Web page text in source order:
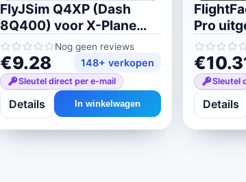
FlyJSim Q4XP (Dash
8Q400) voor X-Plane
11/12
Nog geen reviews
€9.28 148+ verkopen
Sleutel direct per e-mail
Details In winkelwagen
Pro
Plane
Sleutel
Details